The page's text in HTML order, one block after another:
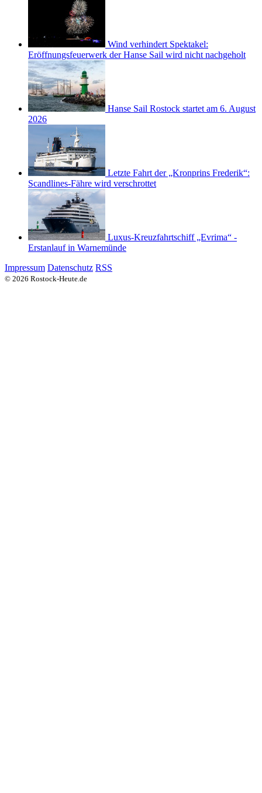
Wind verhindert Spektakel:
Eröffnungsfeuerwerk der Hanse Sail wird nicht nachgeholt
Hanse Sail Rostock startet am 6. August
2026
Letzte Fahrt der „Kronprins Frederik“:
Scandlines-Fähre wird verschrottet
Luxus-Kreuzfahrtschiff „Evrima“ -
Erstanlauf in Warnemünde
Impressum Datenschutz RSS
© 2026 Rostock-Heute.de